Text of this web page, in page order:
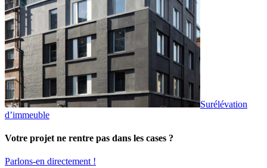
Surélévation
d’immeuble
Votre projet ne rentre pas dans les cases ?
Parlons-en directement !